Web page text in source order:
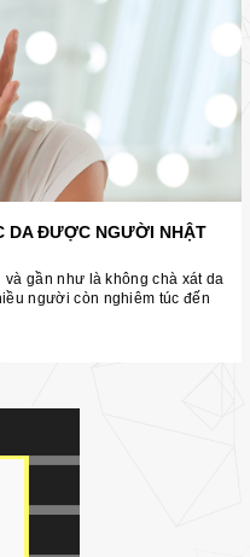
DA ĐƯỢC NGƯỜI NHẬT
gần như là không chà xát da
người còn nghiêm túc đến